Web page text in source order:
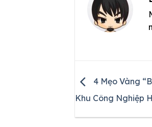
4 Mẹo Vàng
Khu Công Nghiệp